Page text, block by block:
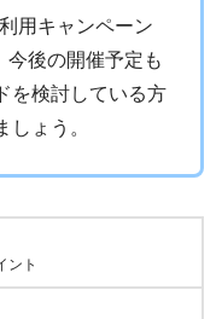
用キャンペーン
今後の開催予定も
を検討している方
ょう。
ント